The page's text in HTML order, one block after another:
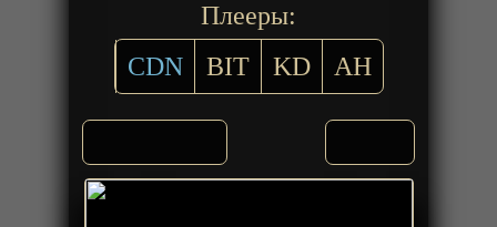
Плееры:
CDN
BIT KD AH